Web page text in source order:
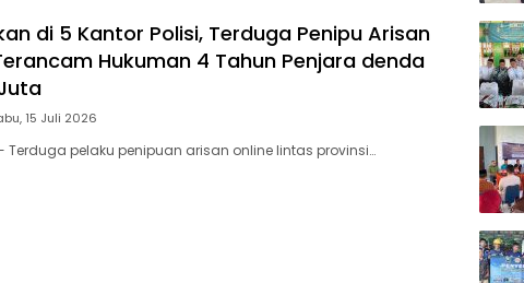
di 5 Kantor Polisi, Terduga Penipu Arisan
Hukuman 4 Tahun Penjara denda
15 Juli 2026
Terduga pelaku penipuan arisan online lintas provinsi…